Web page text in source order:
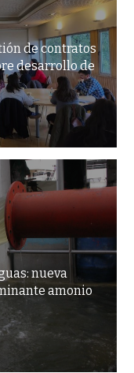
de contratos
desarrollo de
nueva
amonio